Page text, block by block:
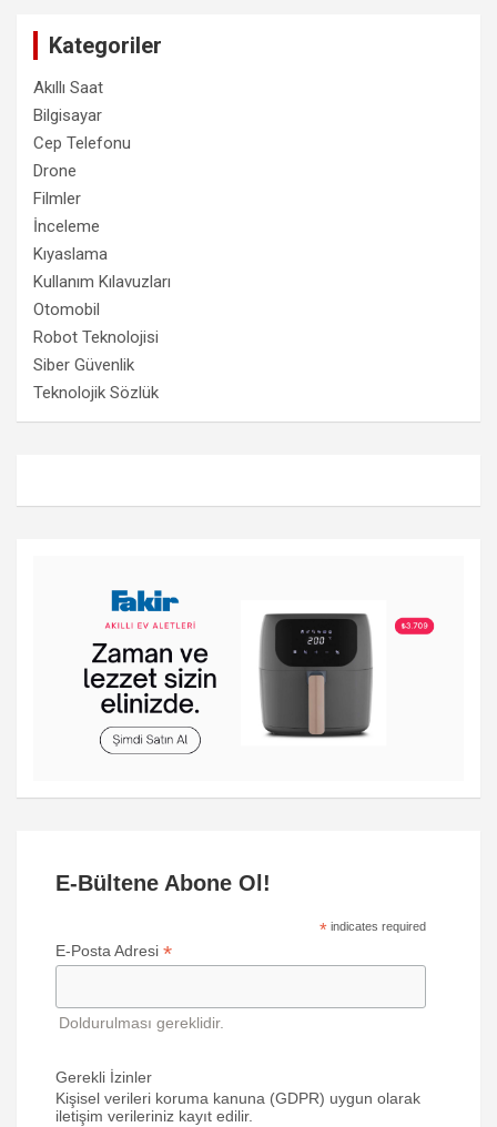
Kategoriler
Akıllı Saat
Bilgisayar
Cep Telefonu
Drone
Filmler
İnceleme
Kıyaslama
Kullanım Kılavuzları
Otomobil
Robot Teknolojisi
Siber Güvenlik
Teknolojik Sözlük
E-Bültene Abone Ol!
* indicates required
E-Posta Adresi *
Doldurulması gereklidir.
Gerekli İzinler
Kişisel verileri koruma kanuna (GDPR) uygun olarak
iletişim verileriniz kayıt edilir.